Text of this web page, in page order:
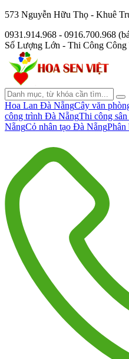
573 Nguyễn Hữu Thọ - Khuê
0931.914.968 - 0916.700.968
Số Lượng Lớn - Thi Công Công
Hoa Lan Đà NẵngCây văn
công trình Đà NẵngThi công
NẵngCỏ nhân tạo Đà Nẵng